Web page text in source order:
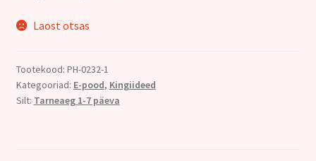
Laost otsas
Tootekood: PH-0232-1
Kategooriad: E-pood, Kingiideed
Silt: Tarneaeg 1-7 päeva